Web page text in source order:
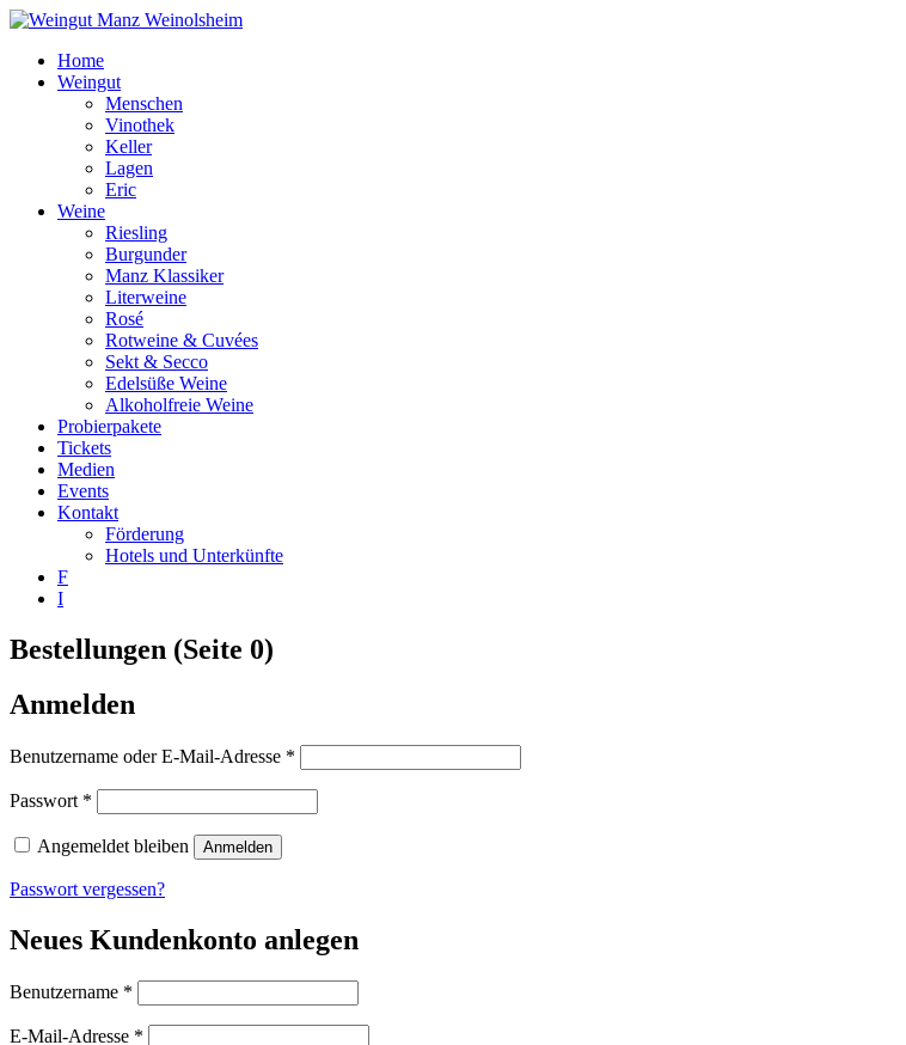
Home
Weingut
Menschen
Vinothek
Keller
Lagen
Eric
Weine
Riesling
Burgunder
Manz Klassiker
Literweine
Rosé
Rotweine & Cuvées
Sekt & Secco
Edelsüße Weine
Alkoholfreie Weine
Probierpakete
Tickets
Medien
Events
Kontakt
Förderung
Hotels und Unterkünfte
F
I
Bestellungen (Seite 0)
Anmelden
Benutzername oder E-Mail-Adresse *
Passwort *
Angemeldet bleiben Anmelden
Passwort vergessen?
Neues Kundenkonto anlegen
Benutzername *
E-Mail-Adresse *